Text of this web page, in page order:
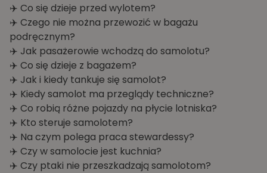
✈️ Co się dzieje przed wylotem?
✈️ Czego nie można przewozić w bagażu
podręcznym?
✈️ Jak pasażerowie wchodzą do samolotu?
✈️ Co się dzieje z bagażem?
✈️ Jak i kiedy tankuje się samolot?
✈️ Kiedy samolot ma przeglądy techniczne?
✈️ Co robią różne pojazdy na płycie lotniska?
✈️ Kto steruje samolotem?
✈️ Na czym polega praca stewardessy?
✈️ Czy w samolocie jest kuchnia?
✈️ Czy ptaki nie przeszkadzają samolotom?